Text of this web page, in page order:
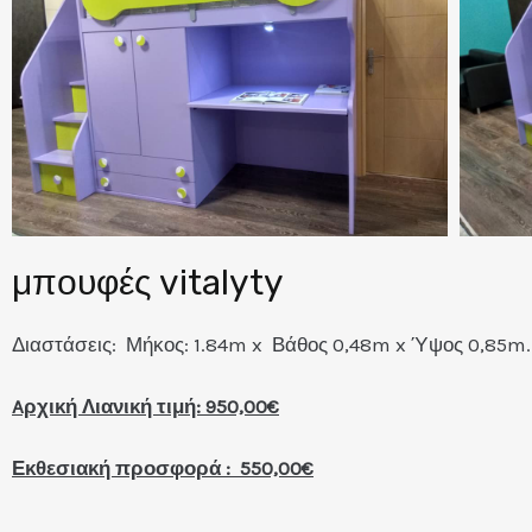
μπουφές vitalyty
Διαστάσεις: Μήκος: 1.84m x Βάθος 0,48m x Ύψος
Aρχική Λιανική τιμή: 950,00€
Εκθεσιακή προσφορά : 550,00€